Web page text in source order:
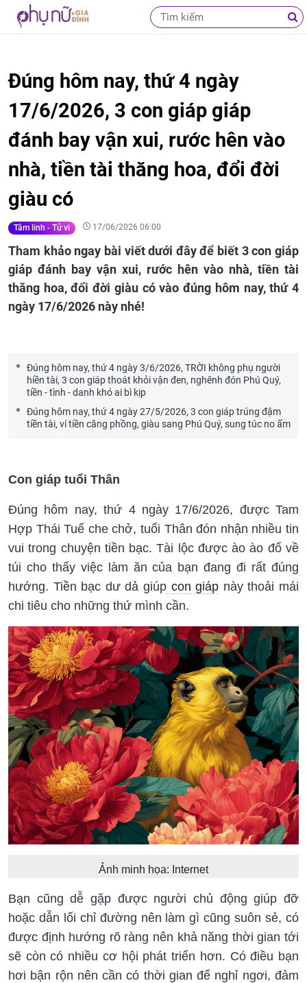
Đúng hôm nay, thứ 4 ngày
17/6/2026, 3 con giáp giáp
đánh bay vận xui, rước hên vào
nhà, tiền tài thăng hoa, đổi đời
giàu có
Tâm linh - Tử vi 17/06/2026 06:00
Tham khảo ngay bài viết dưới đây để biết 3 con giáp
giáp đánh bay vận xui, rước hên vào nhà, tiền tài
thăng hoa, đổi đời giàu có vào đúng hôm nay, thứ 4
ngày 17/6/2026 này nhé!
Đúng hôm nay, thứ 4 ngày 3/6/2026, TRỜI không phụ người
hiền tài, 3 con giáp thoát khỏi vận đen, nghênh đón Phú Quý,
tiền - tình - danh khó ai bì kịp
Đúng hôm nay, thứ 4 ngày 27/5/2026, 3 con giáp trúng đậm
tiền tài, ví tiền căng phồng, giàu sang Phú Quý, sung túc no ấm
Con giáp tuổi Thân
Đúng hôm nay, thứ 4 ngày 17/6/2026, được Tam
Hợp Thái Tuế che chở, tuổi Thân đón nhận nhiều tin
vui trong chuyện tiền bạc. Tài lộc được ào ào đổ về
túi cho thấy việc làm ăn của bạn đang đi rất đúng
hướng. Tiền bạc dư dả giúp con giáp này thoải mái
chi tiêu cho những thứ mình cần.
Ảnh minh họa: Internet
Bạn cũng dễ gặp được người chủ động giúp đỡ
hoặc dẫn lối chỉ đường nên làm gì cũng suôn sẻ, có
được định hướng rõ ràng nên khả năng thời gian tới
sẽ còn có nhiều cơ hội phát triển hơn. Có điều bạn
hơi bận rộn nên cần có thời gian để nghỉ ngơi, đảm